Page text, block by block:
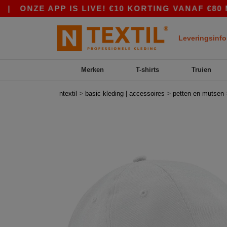
APP IS LIVE! €10 KORTING VANAF €80 MET
Merken T-shirts Truien
ntextil > basic kleding | accessoires > petten en mutsen